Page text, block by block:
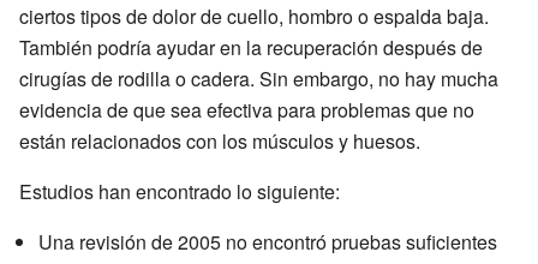
ciertos tipos de dolor de cuello, hombro o espalda baja.
También podría ayudar en la recuperación después de
cirugías de rodilla o cadera. Sin embargo, no hay mucha
evidencia de que sea efectiva para problemas que no
están relacionados con los músculos y huesos.
Estudios han encontrado lo siguiente:
Una revisión de 2005 no encontró pruebas suficientes